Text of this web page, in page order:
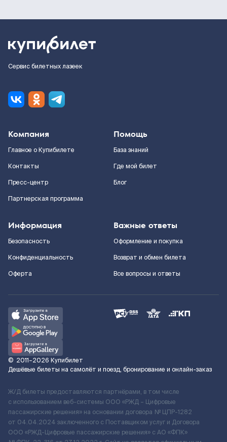
Сервис билетных лазеек
Компания
Главное о Купибилете
Контакты
Пресс-центр
Партнерская программа
Помощь
База знаний
Где мой билет
Блог
Информация
Безопасность
Конфиденциальность
Оферта
Важные ответы
Оформление и покупка
Возврат и обмен билета
Все вопросы и ответы
© 2011–2026 Купибилет
Дешёвые билеты на самолёт и поезд, бронирование и онлайн-заказ
Ж/Д билеты предоставляются партнёрами, в том числе
с использованием веб-системы ООО «РЖД – Цифровые
пассажирские решения» на основании договора № ЦПР-1282
от 04.04.2024 заключенного с Поставщиком услуг и Договора
ООО «РЖД-Цифровые пассажирские решения» c АО «ФПК»